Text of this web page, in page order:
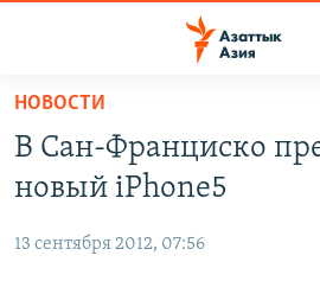
Вернуться
основному
содержанию
УЗБЕКИСТАН
НА ДРУГИХ ЯЗЫКАХ
НОВОСТИ
В Сан-Франциско
новый iPhone5
13 сентября 2012, 07:56